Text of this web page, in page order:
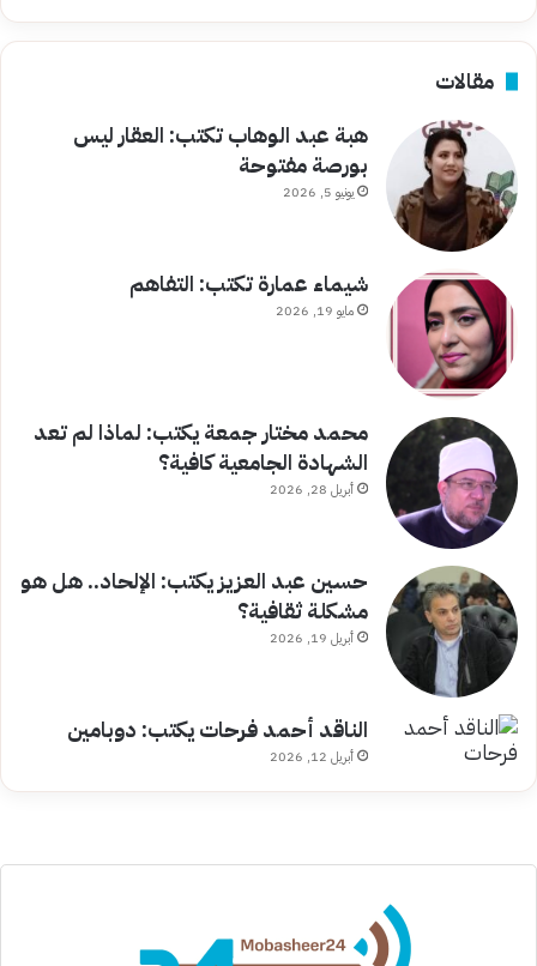
مقالات
هبة عبد الوهاب تكتب: العقار ليس
بورصة مفتوحة
يونيو 5, 2026
شيماء عمارة تكتب: التفاهم
مايو 19, 2026
محمد مختار جمعة يكتب: لماذا لم تعد
الشهادة الجامعية كافية؟
أبريل 28, 2026
حسين عبد العزيز يكتب: الإلحاد.. هل هو
مشكلة ثقافية؟
أبريل 19, 2026
الناقد أحمد فرحات يكتب: دوبامين
أبريل 12, 2026